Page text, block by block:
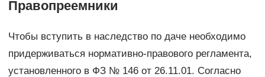
Правопреемники
Чтобы вступить в наследство по даче необходимо
придерживаться нормативно-правового регламента,
установленного в ФЗ № 146 от 26.11.01. Согласно